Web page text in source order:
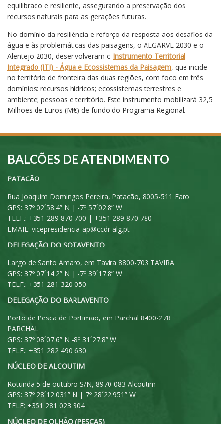
equilibrado e resiliente, assegurando a preservação dos
recursos naturais para as gerações futuras.
No domínio da resiliência e reforço da resposta aos desafios da
água e às problemáticas das paisagens, o ALGARVE 2030 e o
Alentejo 2030, desenvolveram o Instrumento Territorial
Integrado (ITI) - Água e Ecossistemas da Paisagem, que incide
no território de fronteira das duas regiões, com foco em três
domínios: recursos hídricos; ecossistemas terrestres e
ambiente; pessoas e território. Este instrumento mobilizará 32,5
Milhões de Euros (M€) de fundo do Programa Regional.
BALCÕES DE ATENDIMENTO
PATACÃO
Rua Joaquim Domingos Pereira, Patacão, 8005-511 Faro
GPS: 37º 02´58.4” N | -7º 57´02.8” W
TELF.: +351 289 870 700 | +351 289 870 780
EMAIL: vicepresidencia-ap@ccdr-alg.pt
DELEGAÇÃO DO SOTAVENTO
Largo de Santo Amaro, em Tavira 8800-703 TAVIRA
GPS: 37º 07´14.2” N | -7º 39´17.8” W
TELF.: +351 281 320 050
DELEGAÇÃO DO BARLAVENTO
Porto de Pesca de Portimão, em Parchal 8400-278
PARCHAL
GPS: 37º 08´07.6” N -8º 31´27.8” W
TELF.: +351 282 490 630
NÚCLEO DE ALCOUTIM
Rotunda 5 de outubro S/N, 8970-083 Alcoutim
GPS: 37º 28´12.031” N | 7º 28´22.951” W
TELF: +351 281 023 804
NÚCLEO DE OLHÃO (PESCAS)